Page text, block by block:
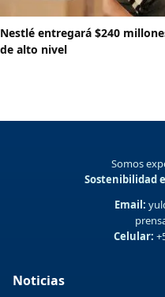
Nestlé entregará $240
de alto nivel
Somos
Sostenibilidad
Email:
Celular:
Noticias